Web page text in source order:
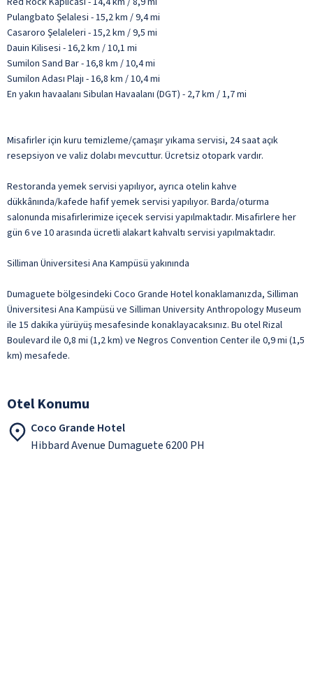
Pulangbato Şelalesi - 15,2 km / 9,4 mi
Casaroro Şelaleleri - 15,2 km / 9,5 mi
Dauin Kilisesi - 16,2 km / 10,1 mi
Sumilon Sand Bar - 16,8 km / 10,4 mi
Sumilon Adası Plajı - 16,8 km / 10,4 mi
En yakın havaalanı Sibulan Havaalanı (DGT) - 2,7 km / 1,7 mi
Misafirler için kuru temizleme/çamaşır yıkama servisi, 24 saat açık
resepsiyon ve valiz dolabı mevcuttur. Ücretsiz otopark vardır.
Restoranda yemek servisi yapılıyor, ayrıca otelin kahve
dükkânında/kafede hafif yemek servisi yapılıyor. Barda/oturma
salonunda misafirlerimize içecek servisi yapılmaktadır. Misafirlere her
gün 6 ve 10 arasında ücretli alakart kahvaltı servisi yapılmaktadır.
Silliman Üniversitesi Ana Kampüsü yakınında
Dumaguete bölgesindeki Coco Grande Hotel konaklamanızda, Silliman
Üniversitesi Ana Kampüsü ve Silliman University Anthropology Museum
ile 15 dakika yürüyüş mesafesinde konaklayacaksınız. Bu otel Rizal
Boulevard ile 0,8 mi (1,2 km) ve Negros Convention Center ile 0,9 mi (1,5
km) mesafede.
Otel Konumu
Coco Grande Hotel
Hibbard Avenue Dumaguete 6200 PH